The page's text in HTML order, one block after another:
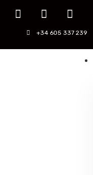
+34 605 337 239